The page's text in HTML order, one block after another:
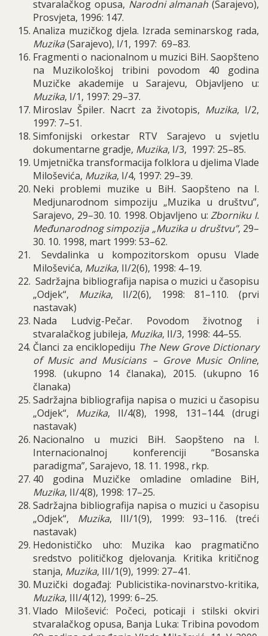
stvaralačkog opusa, Narodni almanah (Sarajevo),
Prosvjeta, 1996: 147.
Analiza muzičkog djela. Izrada seminarskog rada,
Muzika(Sarajevo), I/1, 1997: 69–83.
Fragmenti o nacionalnom u muzici BiH. Saopšteno
na Muzikološkoj tribini povodom 40 godina
Muzičke akademije u Sarajevu, Objavljeno u:
Muzika, I/1, 1997: 29–37.
Miroslav Špiler. Nacrt za životopis, Muzika, I/2,
1997: 7–51.
Simfonijski orkestar RTV Sarajevo u svjetlu
dokumentarne gradje, Muzika, I/3, 1997: 25–85.
Umjetnička transformacija folklora u djelima Vlade
Miloševića, Muzika, I/4, 1997: 29–39.
Neki problemi muzike u BiH.Saopšteno na I.
Medjunarodnom simpoziju „Muzika u društvu”,
Sarajevo, 29–30. 10. 1998. Objavljeno u:Zborniku I.
Međunarodnog simpozija „Muzika u društvu”, 29–
30. 10. 1998, mart 1999: 53–62.
Sevdalinka u kompozitorskom opusu Vlade
Miloševića, Muzika, II/2(6), 1998: 4–19.
Sadržajna bibliografija napisa o muzici u časopisu
„Odjek“, Muzika, II/2(6), 1998: 81–110. (prvi
nastavak)
Nada Ludvig-Pečar. Povodom životnog i
stvaralačkog jubileja, Muzika, II/3, 1998: 44–55.
Članci za enciklopediju The New Grove Dictionary
of Music and Musicians – Grove Music Online,
1998. (ukupno 14 članaka), 2015. (ukupno 16
članaka)
Sadržajna bibliografija napisa o muzici u časopisu
„Odjek“, Muzika, II/4(8), 1998, 131–144. (drugi
nastavak)
Nacionalno u muzici BiH. Saopšteno na I.
Internacionalnoj konferenciji “Bosanska
paradigma”, Sarajevo, 18. 11. 1998., rkp.
40 godina Muzičke omladine omladine BiH,
Muzika, II/4(8), 1998: 17–25.
Sadržajna bibliografija napisa o muzici u časopisu
„Odjek“, Muzika, III/1(9), 1999: 93–116. (treći
nastavak)
Hedonističko uho: Muzika kao pragmatično
sredstvo političkog djelovanja. Kritika kritičnog
stanja, Muzika, III/1(9), 1999: 27–41.
Muzički događaj: Publicistika-novinarstvo-kritika,
Muzika, III/4(12), 1999: 6–25.
Vlado Milošević: Počeci, poticaji i stilski okviri
stvaralačkog opusa, Banja Luka: Tribina povodom